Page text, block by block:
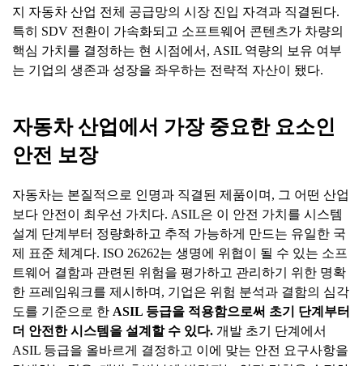
지 자동차 산업 전체 공급망의 시장 진입 자격과 직결된다.
특히 SDV 전환이 가속화되고 소프트웨어 콘텐츠가 차량의
핵심 가치를 결정하는 현 시점에서, ASIL 역량의 보유 여부
는 기업의 생존과 성장을 좌우하는 전략적 자산이 됐다.
자동차 산업에서 가장 중요한 요소인
안전 보장
자동차는 본질적으로 인명과 직결된 제품이며, 그 어떤 산업
보다 안전이 최우선 가치다. ASIL은 이 안전 가치를 시스템
설계 단계부터 정량화하고 추적 가능하게 만드는 유일한 국
제 표준 체계다. ISO 26262는 생명에 위협이 될 수 있는 소프
트웨어 결함과 관련된 위험을 평가하고 관리하기 위한 명확
한 프레임워크를 제시하며, 기업은 위험 분석과 결함의 심각
도를 기준으로 한 ASIL 등급을 적용함으로써 초기
단계부터
더 안전한 시스템을 설계할 수 있다. 개발 초기 단계에서
ASIL 등급을 올바르게 결정하고 이에 맞는 안전 요구사항을